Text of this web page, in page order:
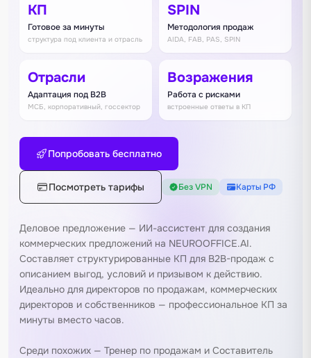
КП
Готовое за минуты
структура под клиента и отрасль
SPIN
Методология продаж
AIDA, FAB, PAS, SPIN
Отрасли
Адаптация под B2B
МСБ, корпоративный, госсектор
Возражения
Работа с рисками
встроенные ответы в КП
Попробовать бесплатно
Посмотреть тарифы Без VPN Карты РФ
Деловое предложение — ИИ-ассистент для создания
коммерческих предложений на NEUROOFFICE.AI.
Составляет структурированные КП для B2B-продаж с
описанием выгод, условий и призывом к действию.
Идеально для директоров по продажам, коммерческих
директоров и собственников — профессиональное КП за
минуты вместо часов.
Среди похожих — Тренер по продажам и Составитель